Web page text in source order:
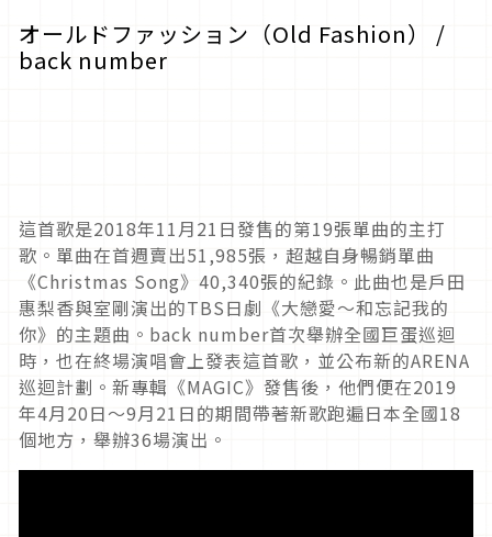
オールドファッション（Old Fashion） /
back number
這首歌是2018年11月21日發售的第19張單曲的主打
歌。單曲在首週賣出51,985張，超越自身暢銷單曲
《Christmas Song》40,340張的紀錄。此曲也是戶田
惠梨香與室剛演出的TBS日劇《大戀愛～和忘記我的
你》的主題曲。back number首次舉辦全國巨蛋巡迴
時，也在終場演唱會上發表這首歌，並公布新的ARENA
巡迴計劃。新專輯《MAGIC》發售後，他們便在2019
年4月20日～9月21日的期間帶著新歌跑遍日本全國18
個地方，舉辦36場演出。